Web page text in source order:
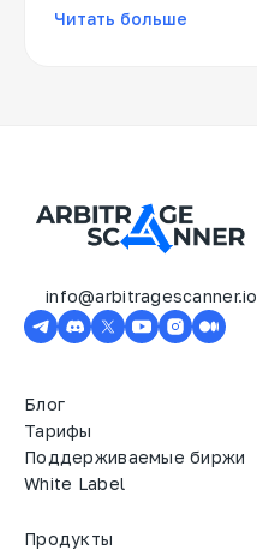
Читать больше
info@arbitragescanner.io
Блог
Тарифы
Поддерживаемые биржи
White Label
Продукты